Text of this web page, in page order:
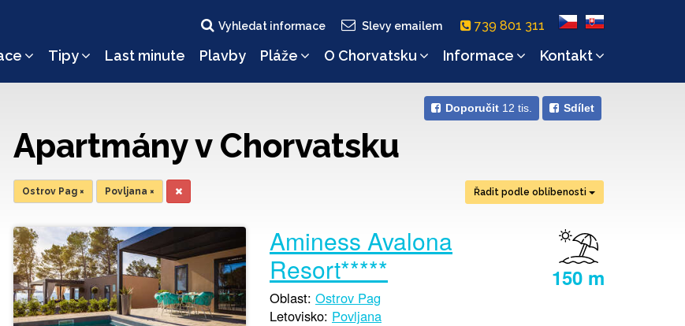
Vyhledat informace Slevy emailem 739 801 311
Tipy Last minute Plavby Pláže O Chorvatsku Informace Kontakt
Doporučit 12 tis. Sdílet
Apartmány v Chorvatsku
Řadit podle oblíbenosti
Ostrov Pag × Povljana ×
150 m
Aminess Avalona
Resort*****
Oblast: Ostrov Pag
Letovisko: Povljana